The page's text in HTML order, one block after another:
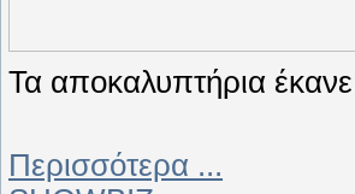
Τα αποκαλυπτήρια
Περισσότερα ...